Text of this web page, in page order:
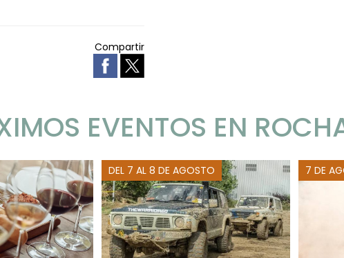
Compartir
EVENTOS EN
DEL 7 AL 8 DE AGOSTO 7 DE